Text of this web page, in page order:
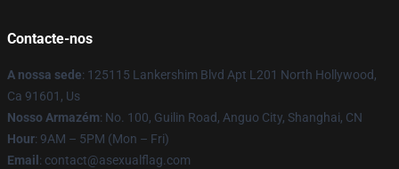
Contacte-nos
A nossa sede: 125115 Lankershim Blvd Apt L201 North Hollywood,
Ca 91601, Us
Nosso Armazém: No. 100, Guilin Road, Anguo City, Shanghai, CN
Hour: 9AM – 5PM (Mon – Fri)
Email : contact@asexualflag.com